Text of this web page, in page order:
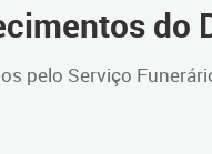
do
pelo Serviço